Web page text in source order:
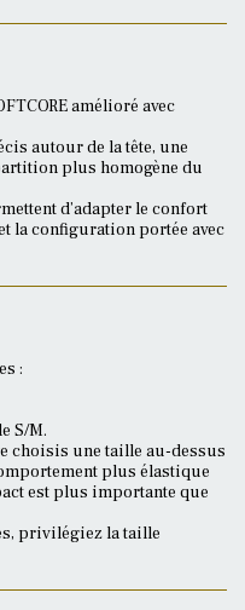
amélioré avec
autour de la tête, une
plus homogène du
d’adapter le confort
la configuration portée avec
:
S/M.
choisis une taille au-dessus
plus élastique
est plus importante que
privilégiez la taille